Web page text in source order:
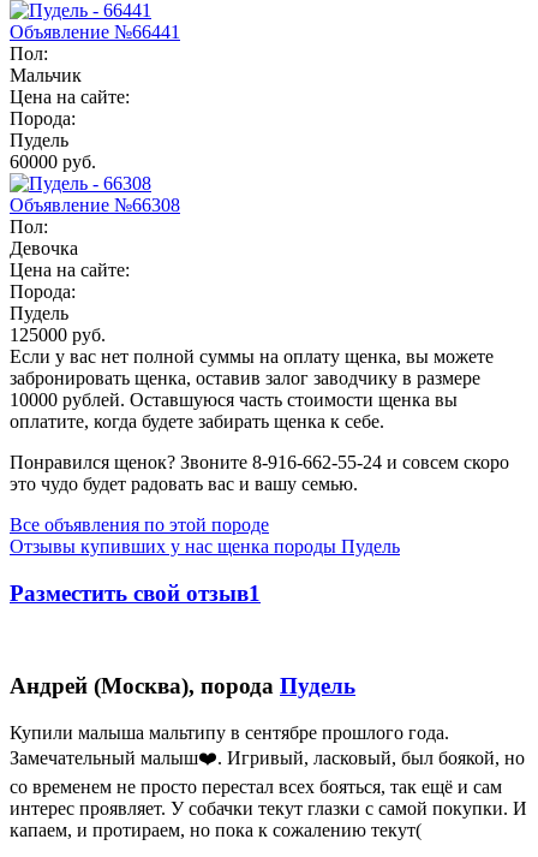
Объявление №66441
Пол:
Мальчик
Цена на сайте:
Порода:
Пудель
60000 руб.
Объявление №66308
Пол:
Девочка
Цена на сайте:
Порода:
Пудель
125000 руб.
Если у вас нет полной суммы на оплату щенка, вы можете
забронировать щенка, оставив залог заводчику в размере
10000 рублей. Оставшуюся часть стоимости щенка вы
оплатите, когда будете забирать щенка к себе.
Понравился щенок? Звоните 8-916-662-55-24 и совсем скоро
это чудо будет радовать вас и вашу семью.
Все объявления по этой породе
Отзывы купивших у нас щенка породы Пудель
Разместить свой отзыв1
Андрей (Москва), порода Пудель
Купили малыша мальтипу в сентябре прошлого года.
Замечательный малыш❤️. Игривый, ласковый, был боякой, но
со временем не просто перестал всех бояться, так ещё и сам
интерес проявляет. У собачки текут глазки с самой покупки. И
капаем, и протираем, но пока к сожалению текут(